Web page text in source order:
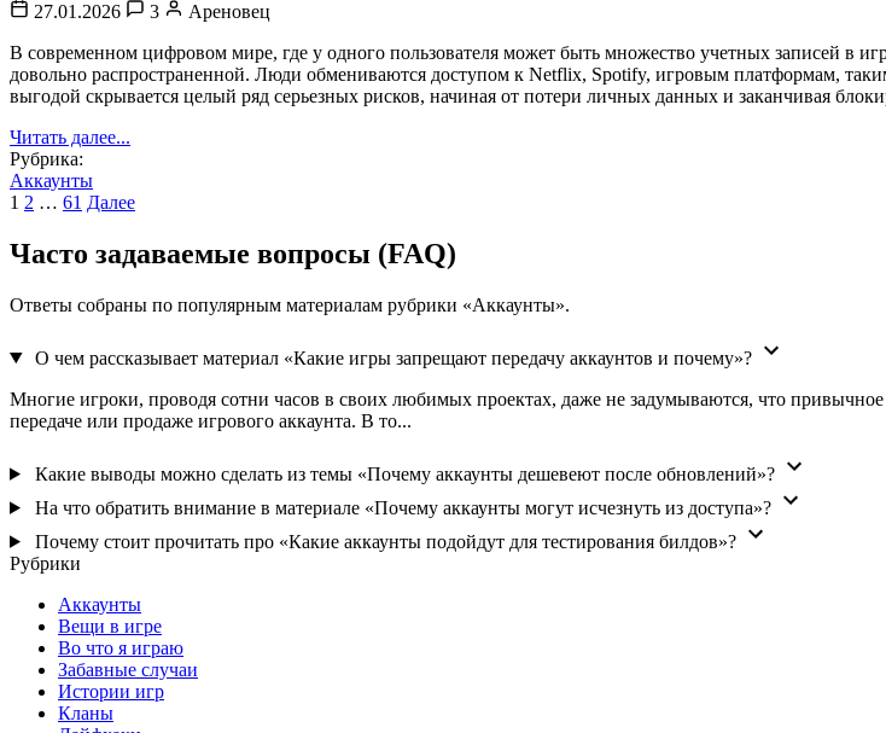
27.01.2026 3
Ареновец
В современном цифровом мире, где у одного пользователя может быть множество учетных записей в
довольно распространенной. Люди обмениваются доступом к Netflix, Spotify, игровым платформам,
выгодой скрывается целый ряд серьезных рисков, начиная от потери личных данных и заканчивая
Читать далее...
Рубрика:
Аккаунты
Пагинация
записей
1 2 … 61 Далее
Часто задаваемые вопросы (FAQ)
Ответы собраны по популярным материалам рубрики «Аккаунты».
О чем рассказывает материал «Какие игры запрещают передачу аккаунтов и почему»?
Многие игроки, проводя сотни часов в своих любимых проектах, даже не задумываются, что
передаче или продаже игрового аккаунта. В то...
Какие выводы можно сделать из темы «Почему аккаунты дешевеют после обновлений»?
На что обратить внимание в материале «Почему аккаунты могут исчезнуть из доступа»?
Почему стоит прочитать про «Какие аккаунты подойдут для тестирования билдов»?
Рубрики
Аккаунты
Вещи в игре
Во что я играю
Забавные случаи
Истории игр
Кланы